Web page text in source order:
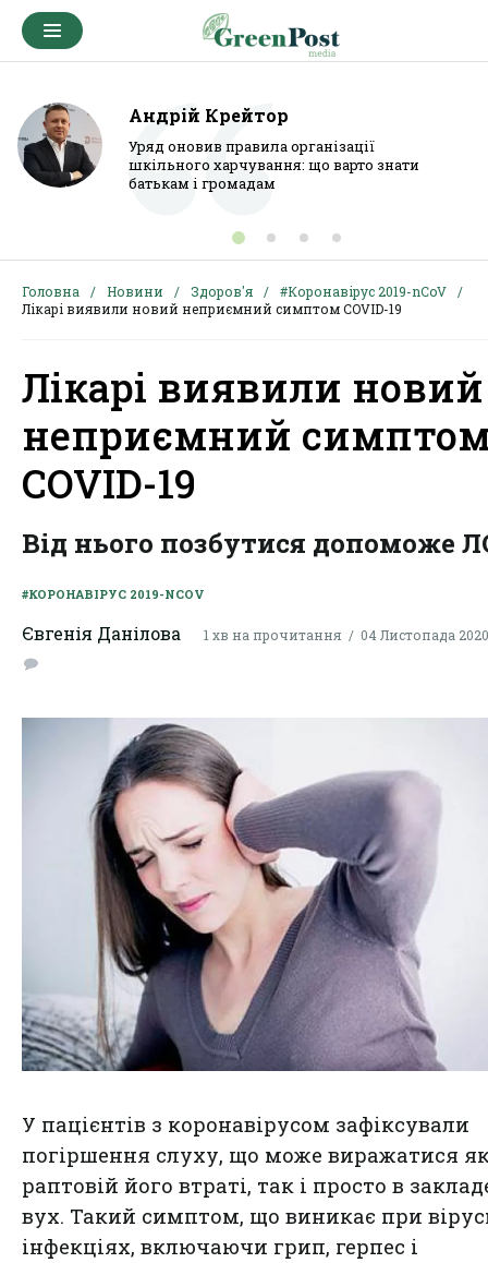
Андрій Крейтор
Уряд оновив правила організації
шкільного харчування: що варто знати
батькам і громадам
Головна Новини Здоров'я
#Коронавірус 2019-nCoV
Лікарі виявили новий неприємний симптом COVID-19
Лікарі виявили новий
неприємний
COVID-19
Від нього позбутися допоможе
#КОРОНАВІРУС 2019-NCOV
Євгенія Данілова 1 хв на прочитання 04 Листопада
У пацієнтів з коронавірусом зафіксували
погіршення слуху, що може виражатися
раптовій його втраті, так і просто в
вух. Такий симптом, що виникає при
інфекціях, включаючи грип, герпес і